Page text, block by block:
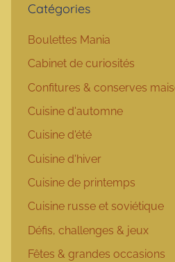
Catégories
Boulettes Mania
Cabinet de curiosités
Confitures & conserves
Cuisine d'automne
Cuisine d'été
Cuisine d'hiver
Cuisine de printemps
Cuisine russe et soviétique
Défis, challenges & jeux
Fêtes & grandes occasions